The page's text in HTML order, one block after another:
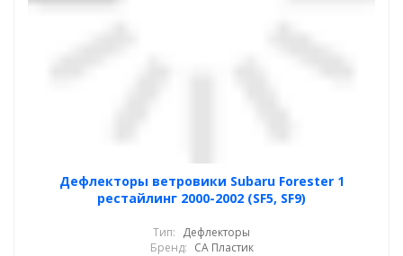
Дефлекторы ветровики Subaru Forester 1
рестайлинг 2000-2002 (SF5, SF9)
Тип: Дефлекторы
Бренд: СА Пластик